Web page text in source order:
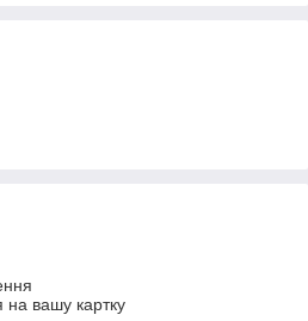
на вашу картку